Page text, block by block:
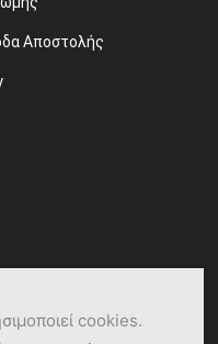
Αποστολής
cookies.